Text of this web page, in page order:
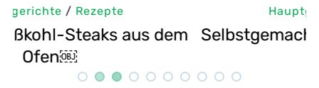
Hauptgerichte
Selbstgemachte Tahini: Sesampaste